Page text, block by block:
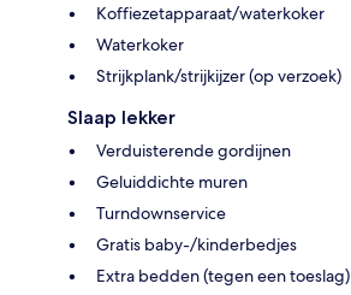
Koffiezetapparaat/waterkoker
Waterkoker
Strijkplank/strijkijzer (op verzoek)
Slaap lekker
Verduisterende gordijnen
Geluiddichte muren
Turndownservice
Gratis baby-/kinderbedjes
Extra bedden (tegen een toeslag)